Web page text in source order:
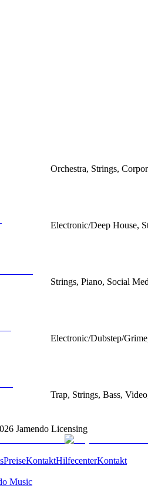
Orchestra, Strings,
Electronic/Deep House,
Strings, Piano, Social
Electronic/Dubstep/
Trap, Strings, Bass,
Jamendo Licensing
PreiseKontaktHilfecenterKontakt
Music